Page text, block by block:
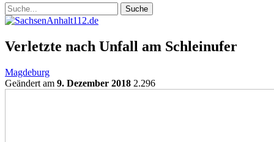
Verletzte nach Unfall am Schleinufer
Magdeburg
Geändert am 9. Dezember 2018 2.296